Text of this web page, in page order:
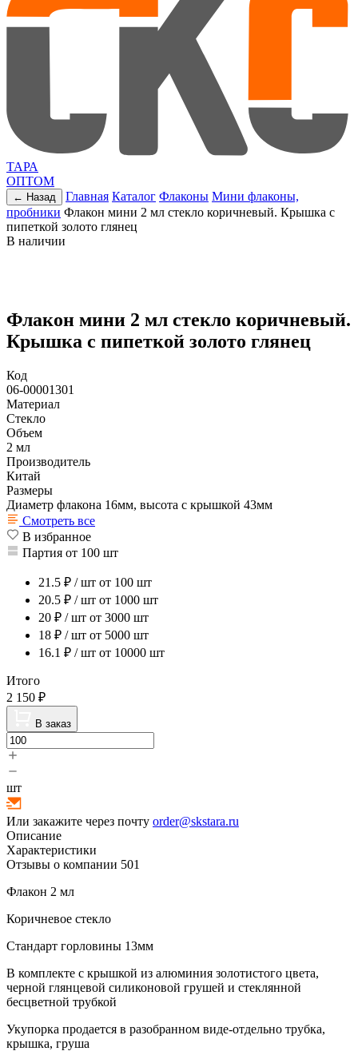
ТАРА
ОПТОМ
← Назад Главная Каталог Флаконы Мини флаконы,
пробники Флакон мини 2 мл стекло коричневый. Крышка с
пипеткой золото глянец
В наличии
Флакон мини 2 мл стекло коричневый.
Крышка с пипеткой золото глянец
Код
06-00001301
Материал
Стекло
Объем
2 мл
Производитель
Китай
Размеры
Диаметр флакона 16мм, высота с крышкой 43мм
Смотреть все
В избранное
Партия от 100 шт
21.5 ₽ / шт от 100 шт
20.5 ₽ / шт от 1000 шт
20 ₽ / шт от 3000 шт
18 ₽ / шт от 5000 шт
16.1 ₽ / шт от 10000 шт
Итого
2 150 ₽
В заказ
шт
Или закажите через почту order@skstara.ru
Описание
Характеристики
Отзывы о компании 501
Флакон 2 мл
Коричневое стекло
Стандарт горловины 13мм
В комплекте с крышкой из алюминия золотистого цвета,
черной глянцевой силиконовой грушей и стеклянной
бесцветной трубкой
Укупорка продается в разобранном виде-отдельно трубка,
крышка, груша